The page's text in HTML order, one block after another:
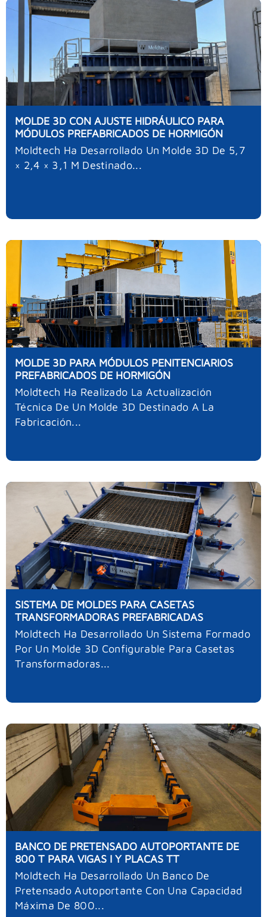
MOLDE 3D CON AJUSTE HIDRÁULICO PARA
MÓDULOS PREFABRICADOS DE HORMIGÓN
Moldtech Ha Desarrollado Un Molde 3D De 5,7
× 2,4 × 3,1 M Destinado...
MOLDE 3D PARA MÓDULOS PENITENCIARIOS
PREFABRICADOS DE HORMIGÓN
Moldtech Ha Realizado La Actualización
Técnica De Un Molde 3D Destinado A La
Fabricación...
SISTEMA DE MOLDES PARA CASETAS
TRANSFORMADORAS PREFABRICADAS
Moldtech Ha Desarrollado Un Sistema Formado
Por Un Molde 3D Configurable Para Casetas
Transformadoras...
BANCO DE PRETENSADO AUTOPORTANTE DE
800 T PARA VIGAS I Y PLACAS TT
Moldtech Ha Desarrollado Un Banco De
Pretensado Autoportante Con Una Capacidad
Máxima De 800...